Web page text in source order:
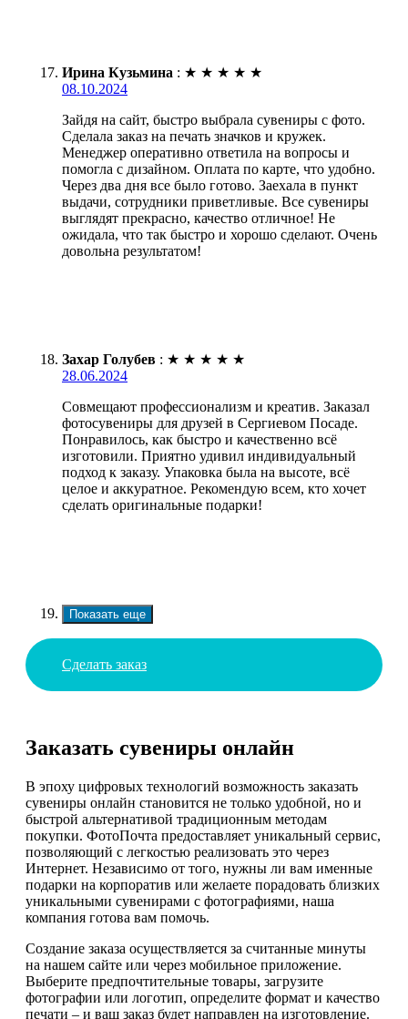
Ирина Кузьмина : ★ ★ ★ ★ ★
08.10.2024
Зайдя на сайт, быстро выбрала сувениры с фото.
Сделала заказ на печать значков и кружек.
Менеджер оперативно ответила на вопросы и
помогла с дизайном. Оплата по карте, что удобно.
Через два дня все было готово. Заехала в пункт
выдачи, сотрудники приветливые. Все сувениры
выглядят прекрасно, качество отличное! Не
ожидала, что так быстро и хорошо сделают. Очень
довольна результатом!
Захар Голубев : ★ ★ ★ ★ ★
28.06.2024
Совмещают профессионализм и креатив. Заказал
фотосувениры для друзей в Сергиевом Посаде.
Понравилось, как быстро и качественно всё
изготовили. Приятно удивил индивидуальный
подход к заказу. Упаковка была на высоте, всё
целое и аккуратное. Рекомендую всем, кто хочет
сделать оригинальные подарки!
Показать еще
Сделать заказ
Заказать сувениры онлайн
В эпоху цифровых технологий возможность заказать
сувениры онлайн становится не только удобной, но и
быстрой альтернативой традиционным методам
покупки. ФотоПочта предоставляет уникальный сервис,
позволяющий с легкостью реализовать это через
Интернет. Независимо от того, нужны ли вам именные
подарки на корпоратив или желаете порадовать близких
уникальными сувенирами с фотографиями, наша
компания готова вам помочь.
Создание заказа осуществляется за считанные минуты
на нашем сайте или через мобильное приложение.
Выберите предпочтительные товары, загрузите
фотографии или логотип, определите формат и качество
печати – и ваш заказ будет направлен на изготовление.